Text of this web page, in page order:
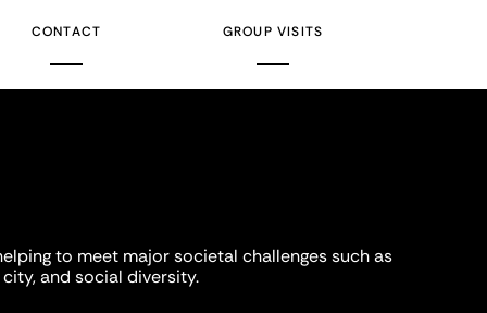
CONTACT GROUP VISITS
to meet major societal challenges such as
and social diversity.